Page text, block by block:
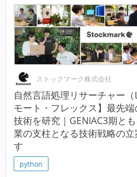
ストックマーク株式会社
自然言語処理リサーチャー
モート・フレックス】最先
技術を研究｜GENIAC3期と
業の支柱となる技術戦略の
す
python